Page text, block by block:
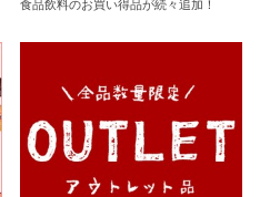
食品飲料のお買い得品が続々追加！